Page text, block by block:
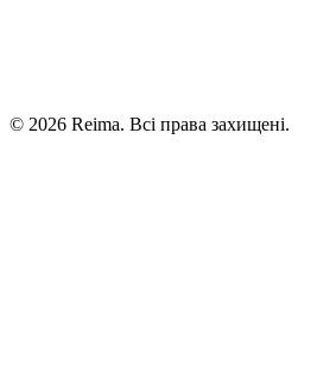
© 2026 Reima. Всі права захищені.